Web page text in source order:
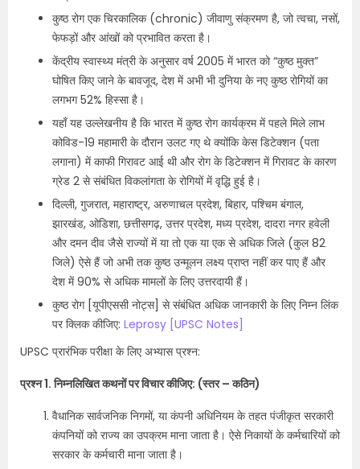
कुष्ठ रोग एक चिरकालिक (chronic) जीवाणु संक्रमण है, जो त्वचा, नसों,
फेफड़ों और आंखों को प्रभावित करता है।
केंद्रीय स्वास्थ्य मंत्री के अनुसार वर्ष 2005 में भारत को “कुष्ठ मुक्त”
घोषित किए जाने के बावजूद, देश में अभी भी दुनिया के नए कुष्ठ रोगियों का
लगभग 52% हिस्सा है।
यहाँ यह उल्लेखनीय है कि भारत में कुष्ठ रोग कार्यक्रम में पहले मिले लाभ
कोविड-19 महामारी के दौरान उलट गए थे क्योंकि केस डिटेक्शन (पता
लगाना) में काफी गिरावट आई थी और रोग के डिटेक्शन में गिरावट के कारण
ग्रेड 2 से संबंधित विकलांगता के रोगियों में वृद्धि हुई है।
दिल्ली, गुजरात, महाराष्ट्र, अरुणाचल प्रदेश, बिहार, पश्चिम बंगाल,
झारखंड, ओडिशा, छत्तीसगढ़, उत्तर प्रदेश, मध्य प्रदेश, दादरा नगर हवेली
और दमन दीव जैसे राज्यों में या तो एक या एक से अधिक जिले (कुल 82
जिले) ऐसे हैं जो अभी तक कुष्ठ उन्मूलन लक्ष्य प्राप्त नहीं कर पाए हैं और
देश में 90% से अधिक मामलों के लिए उत्तरदायी हैं।
कुष्ठ रोग [यूपीएससी नोट्स] से संबंधित अधिक जानकारी के लिए निम्न लिंक
पर क्लिक कीजिए: Leprosy [UPSC Notes]
UPSC प्रारंभिक परीक्षा के लिए अभ्यास प्रश्न:
प्रश्न 1. निम्नलिखित कथनों पर विचार कीजिए: (स्तर – कठिन)
वैधानिक सार्वजनिक निगमों, या कंपनी अधिनियम के तहत पंजीकृत सरकारी
कंपनियों को राज्य का उपक्रम माना जाता है। ऐसे निकायों के कर्मचारियों को
सरकार के कर्मचारी माना जाता है।